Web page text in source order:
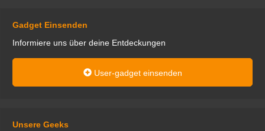
Gadget Einsenden
Informiere uns über deine Entdeckungen
User-gadget einsenden
Unsere Geeks